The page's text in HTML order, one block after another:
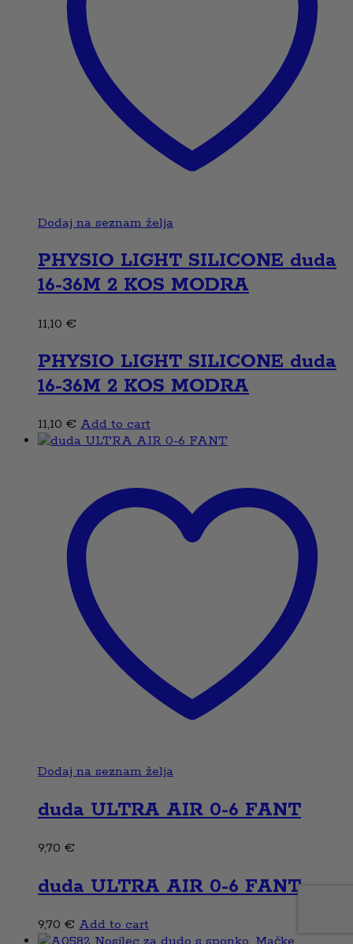
Dodaj na seznam želja
PHYSIO LIGHT SILICONE duda
16-36M 2 KOS MODRA
11,10 €
PHYSIO LIGHT SILICONE duda
16-36M 2 KOS MODRA
11,10 € Add to cart
Dodaj na seznam želja
duda ULTRA AIR 0-6 FANT
9,70 €
duda ULTRA AIR 0-6 FANT
9,70 € Add to cart